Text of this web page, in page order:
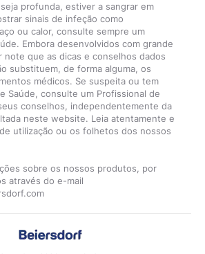
profunda, estiver a sangrar em
sinais de infeção como
ou calor, consulte sempre um
Embora desenvolvidos com grande
note que as dicas e conselhos dados
substituem, de forma alguma, os
médicos. Se suspeita ou tem
Saúde, consulte um Profissional de
conselhos, independentemente da
neste website. Leia atentamente e
utilização ou os folhetos dos nossos
sobre os nossos produtos, por
através do e-mail